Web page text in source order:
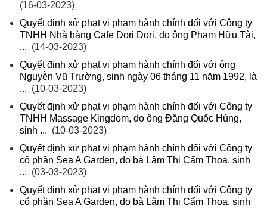
(16-03-2023)
Quyết định xử phạt vi phạm hành chính đối với Công ty
TNHH Nhà hàng Cafe Dori Dori, do ông Phạm Hữu Tài,
... (14-03-2023)
Quyết định xử phạt vi phạm hành chính đối với ông
Nguyễn Vũ Trường, sinh ngày 06 tháng 11 năm 1992, là
... (10-03-2023)
Quyết định xử phạt vi phạm hành chính đối với Công ty
TNHH Massage Kingdom, do ông Đặng Quốc Hùng,
sinh ... (10-03-2023)
Quyết định xử phạt vi phạm hành chính đối với Công ty
cổ phần Sea A Garden, do bà Lâm Thị Cẩm Thoa, sinh
... (03-03-2023)
Quyết định xử phạt vi phạm hành chính đối với Công ty
cổ phần Sea A Garden, do bà Lâm Thị Cẩm Thoa, sinh